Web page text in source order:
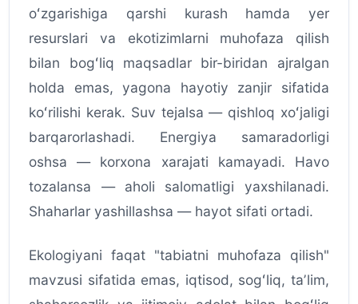
oʻzgarishiga qarshi kurash hamda yer
resurslari va ekotizimlarni muhofaza qilish
bilan bogʻliq maqsadlar bir-biridan ajralgan
holda emas, yagona hayotiy zanjir sifatida
koʻrilishi kerak. Suv tejalsa — qishloq xoʻjaligi
barqarorlashadi. Energiya samaradorligi
oshsa — korxona xarajati kamayadi. Havo
tozalansa — aholi salomatligi yaxshilanadi.
Shaharlar yashillashsa — hayot sifati ortadi.
Ekologiyani faqat "tabiatni muhofaza qilish"
mavzusi sifatida emas, iqtisod, sogʻliq, taʼlim,